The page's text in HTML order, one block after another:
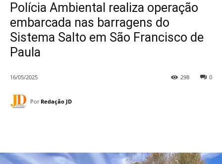
Polícia Ambiental realiza operação
embarcada nas barragens do
Sistema Salto em São Francisco de
Paula
16/05/2025 0
298
Por Redação JD